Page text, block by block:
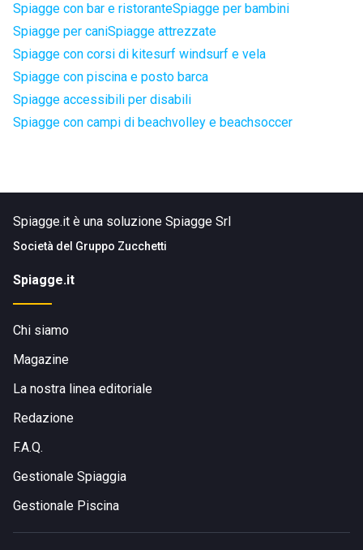
Spiagge con bar e ristoranteSpiagge per bambini
Spiagge per caniSpiagge attrezzate
Spiagge con corsi di kitesurf windsurf e vela
Spiagge con piscina e posto barca
Spiagge accessibili per disabili
Spiagge con campi di beachvolley e beachsoccer
Spiagge.it è una soluzione Spiagge Srl
Società del Gruppo Zucchetti
Spiagge.it
Chi siamo
Magazine
La nostra linea editoriale
Redazione
F.A.Q.
Gestionale Spiaggia
Gestionale Piscina